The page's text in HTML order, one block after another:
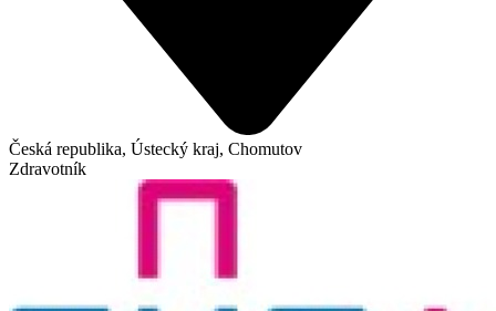
Česká republika, Ústecký kraj, Chomutov
Zdravotník